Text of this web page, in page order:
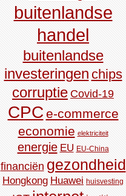
buitenlandse
handel
buitenlandse
investeringen chips
corruptie Covid-19
CPC e-commerce
economie elektriciteit
energie EU EU-China
financiën gezondheid
Hongkong Huawei huisvesting